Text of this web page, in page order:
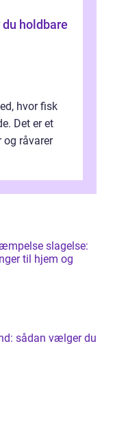
holdbare
hvor fisk
Det er et
og råvarer
slagelse:
til hjem og
sådan vælger du